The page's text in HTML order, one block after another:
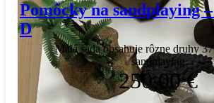
Pomôcky na sandplaying
D
Malá sada obsahuje rôzne druhy
sandplaying
250,00 €